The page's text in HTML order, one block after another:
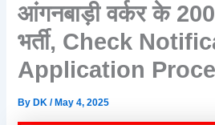
आंगनबाड़ी वर्कर के
भर्ती, Check
Application
By DK/ May 4, 2025